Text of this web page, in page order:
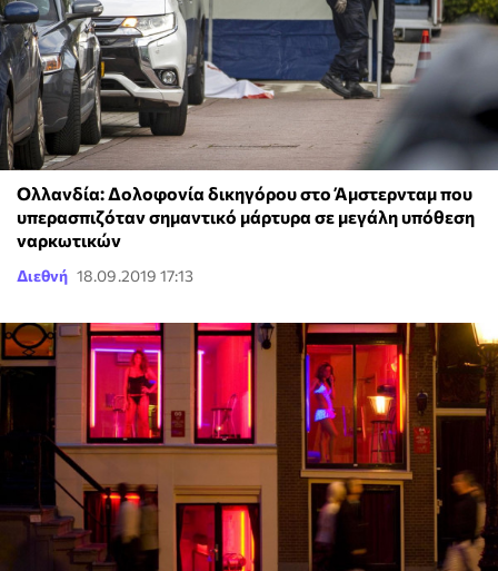
Ολλανδία: Δολοφονία δικηγόρου στο Άμστερνταμ που
υπερασπιζόταν σημαντικό μάρτυρα σε μεγάλη υπόθεση
ναρκωτικών
Διεθνή 18.09.2019 17:13